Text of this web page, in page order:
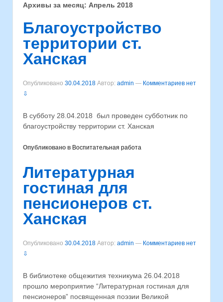
Архивы за месяц: Апрель 2018
Благоустройство
территории ст.
Ханская
Опубликовано 30.04.2018 Автор: admin — Комментариев нет
⇩
В субботу 28.04.2018 был проведен субботник по
благоустройству территории ст. Ханская
Опубликовано в Воспитательная работа
Литературная
гостиная для
пенсионеров ст.
Ханская
Опубликовано 30.04.2018 Автор: admin — Комментариев нет
⇩
В библиотеке общежития техникума 26.04.2018
прошло мероприятие “Литературная гостиная для
пенсионеров” посвященная поэзии Великой